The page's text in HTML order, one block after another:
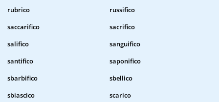
rubrico
russifico
saccarifico
sacrifico
salifico
sanguifico
santifico
saponifico
sbarbifico
sbellico
sbiascico
scarico